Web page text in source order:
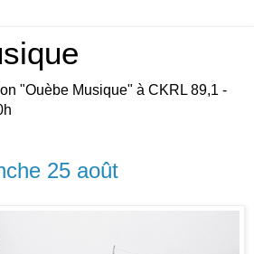
"Ouèbe Musique" à CKRL 89,1 -
25 août